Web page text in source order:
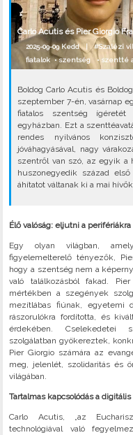
Carlo Acutis és Pier Giorgio
2025-09-09 Kedd |#Szalézi
fiatalok•szentség •szentté
Boldog Carlo Acutis és
szeptember 7-én, vasárnap
fiatalos szentség
egyházban. Ezt a
rendes nyilvános
jóváhagyásával, nagy
szentről van szó, az egyik a
huszonegyedik század
áhítatot váltanak ki a mai
Élő valóság: eljutni a perifériákra
Egy olyan világban,
figyelemelterelő tényezők,
hogy a szentség nem a
való találkozásból fakad.
mértékben a szegények
mezítlábas fiúnak, egyetemi
rászorulókra fordította, és
érdekében. Cselekedetei
szolgálatban gyökereztek,
Pier Giorgio számára az
meg, jelenlét, szolidaritás és
világában.
Tartalmas kapcsolódás a
Carlo Acutis, „az
technológiával való